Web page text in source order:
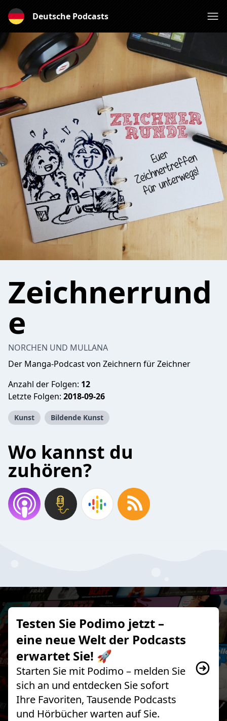
Deutsche Podcasts
Zeichnerrund
e
NORCHEN UND MULLANA
Der Manga-Podcast von Zeichnern für Zeichner
Anzahl der Folgen: 12
Letzte Folgen: 2018-09-26
Kunst Bildende Kunst
Wo kannst du
zuhören?
Testen Sie Podimo jetzt –
eine neue Welt der Podcasts
erwartet Sie! 🚀
Starten Sie mit Podimo – melden Sie
sich an und entdecken Sie sofort
Ihre Favoriten, Tausende Podcasts
und Hörbücher warten auf Sie.